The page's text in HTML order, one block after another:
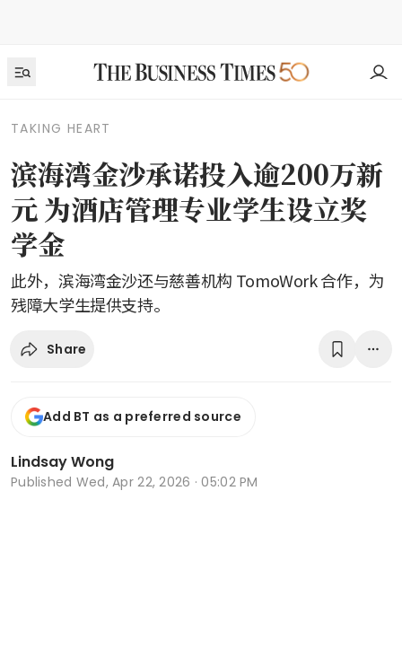
TAKING HEART
滨海湾金沙承诺投入逾200万新
元 为酒店管理专业学生设立奖
学金
此外，滨海湾金沙还与慈善机构 TomoWork 合作，为
残障大学生提供支持。
Share
Add BT as a preferred source
Lindsay Wong
Published Wed, Apr 22, 2026 · 05:02 PM